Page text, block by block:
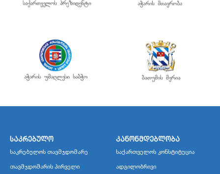
საკრებულო
საკრებულოს თავმჯდომარე
თავმჯდომარის პირველი
კანონმდებლობა
საქართველოს კონსტიტუცია
ადგილობრივი